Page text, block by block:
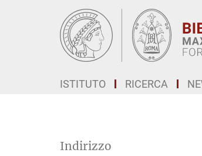
ISTITUTO RICERCA
Indirizzo